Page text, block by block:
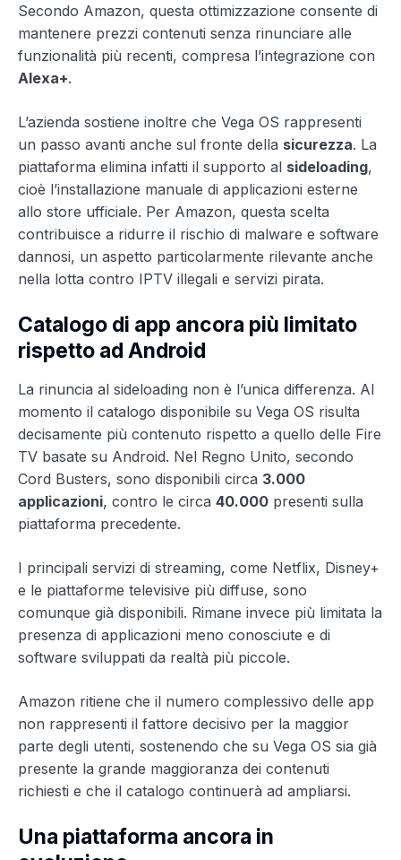
Secondo Amazon, questa ottimizzazione consente di
mantenere prezzi contenuti senza rinunciare alle
funzionalità più recenti, compresa l’integrazione con
Alexa+.
L’azienda sostiene inoltre che Vega OS rappresenti
un passo avanti anche sul fronte della sicurezza. La
piattaforma elimina infatti il supporto al sideloading,
cioè l’installazione manuale di applicazioni esterne
allo store ufficiale. Per Amazon, questa scelta
contribuisce a ridurre il rischio di malware e software
dannosi, un aspetto particolarmente rilevante anche
nella lotta contro IPTV illegali e servizi pirata.
Catalogo di app ancora più limitato
rispetto ad Android
La rinuncia al sideloading non è l’unica differenza. Al
momento il catalogo disponibile su Vega OS risulta
decisamente più contenuto rispetto a quello delle Fire
TV basate su Android. Nel Regno Unito, secondo
Cord Busters, sono disponibili circa 3.000
applicazioni, contro le circa 40.000 presenti sulla
piattaforma precedente.
I principali servizi di streaming, come Netflix, Disney+
e le piattaforme televisive più diffuse, sono
comunque già disponibili. Rimane invece più limitata la
presenza di applicazioni meno conosciute e di
software sviluppati da realtà più piccole.
Amazon ritiene che il numero complessivo delle app
non rappresenti il fattore decisivo per la maggior
parte degli utenti, sostenendo che su Vega OS sia già
presente la grande maggioranza dei contenuti
richiesti e che il catalogo continuerà ad ampliarsi.
Una piattaforma ancora in